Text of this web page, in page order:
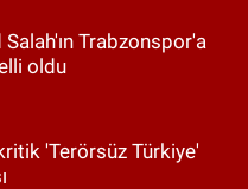
Trabzonspor'a
oldu
'Terörsüz Türkiye'